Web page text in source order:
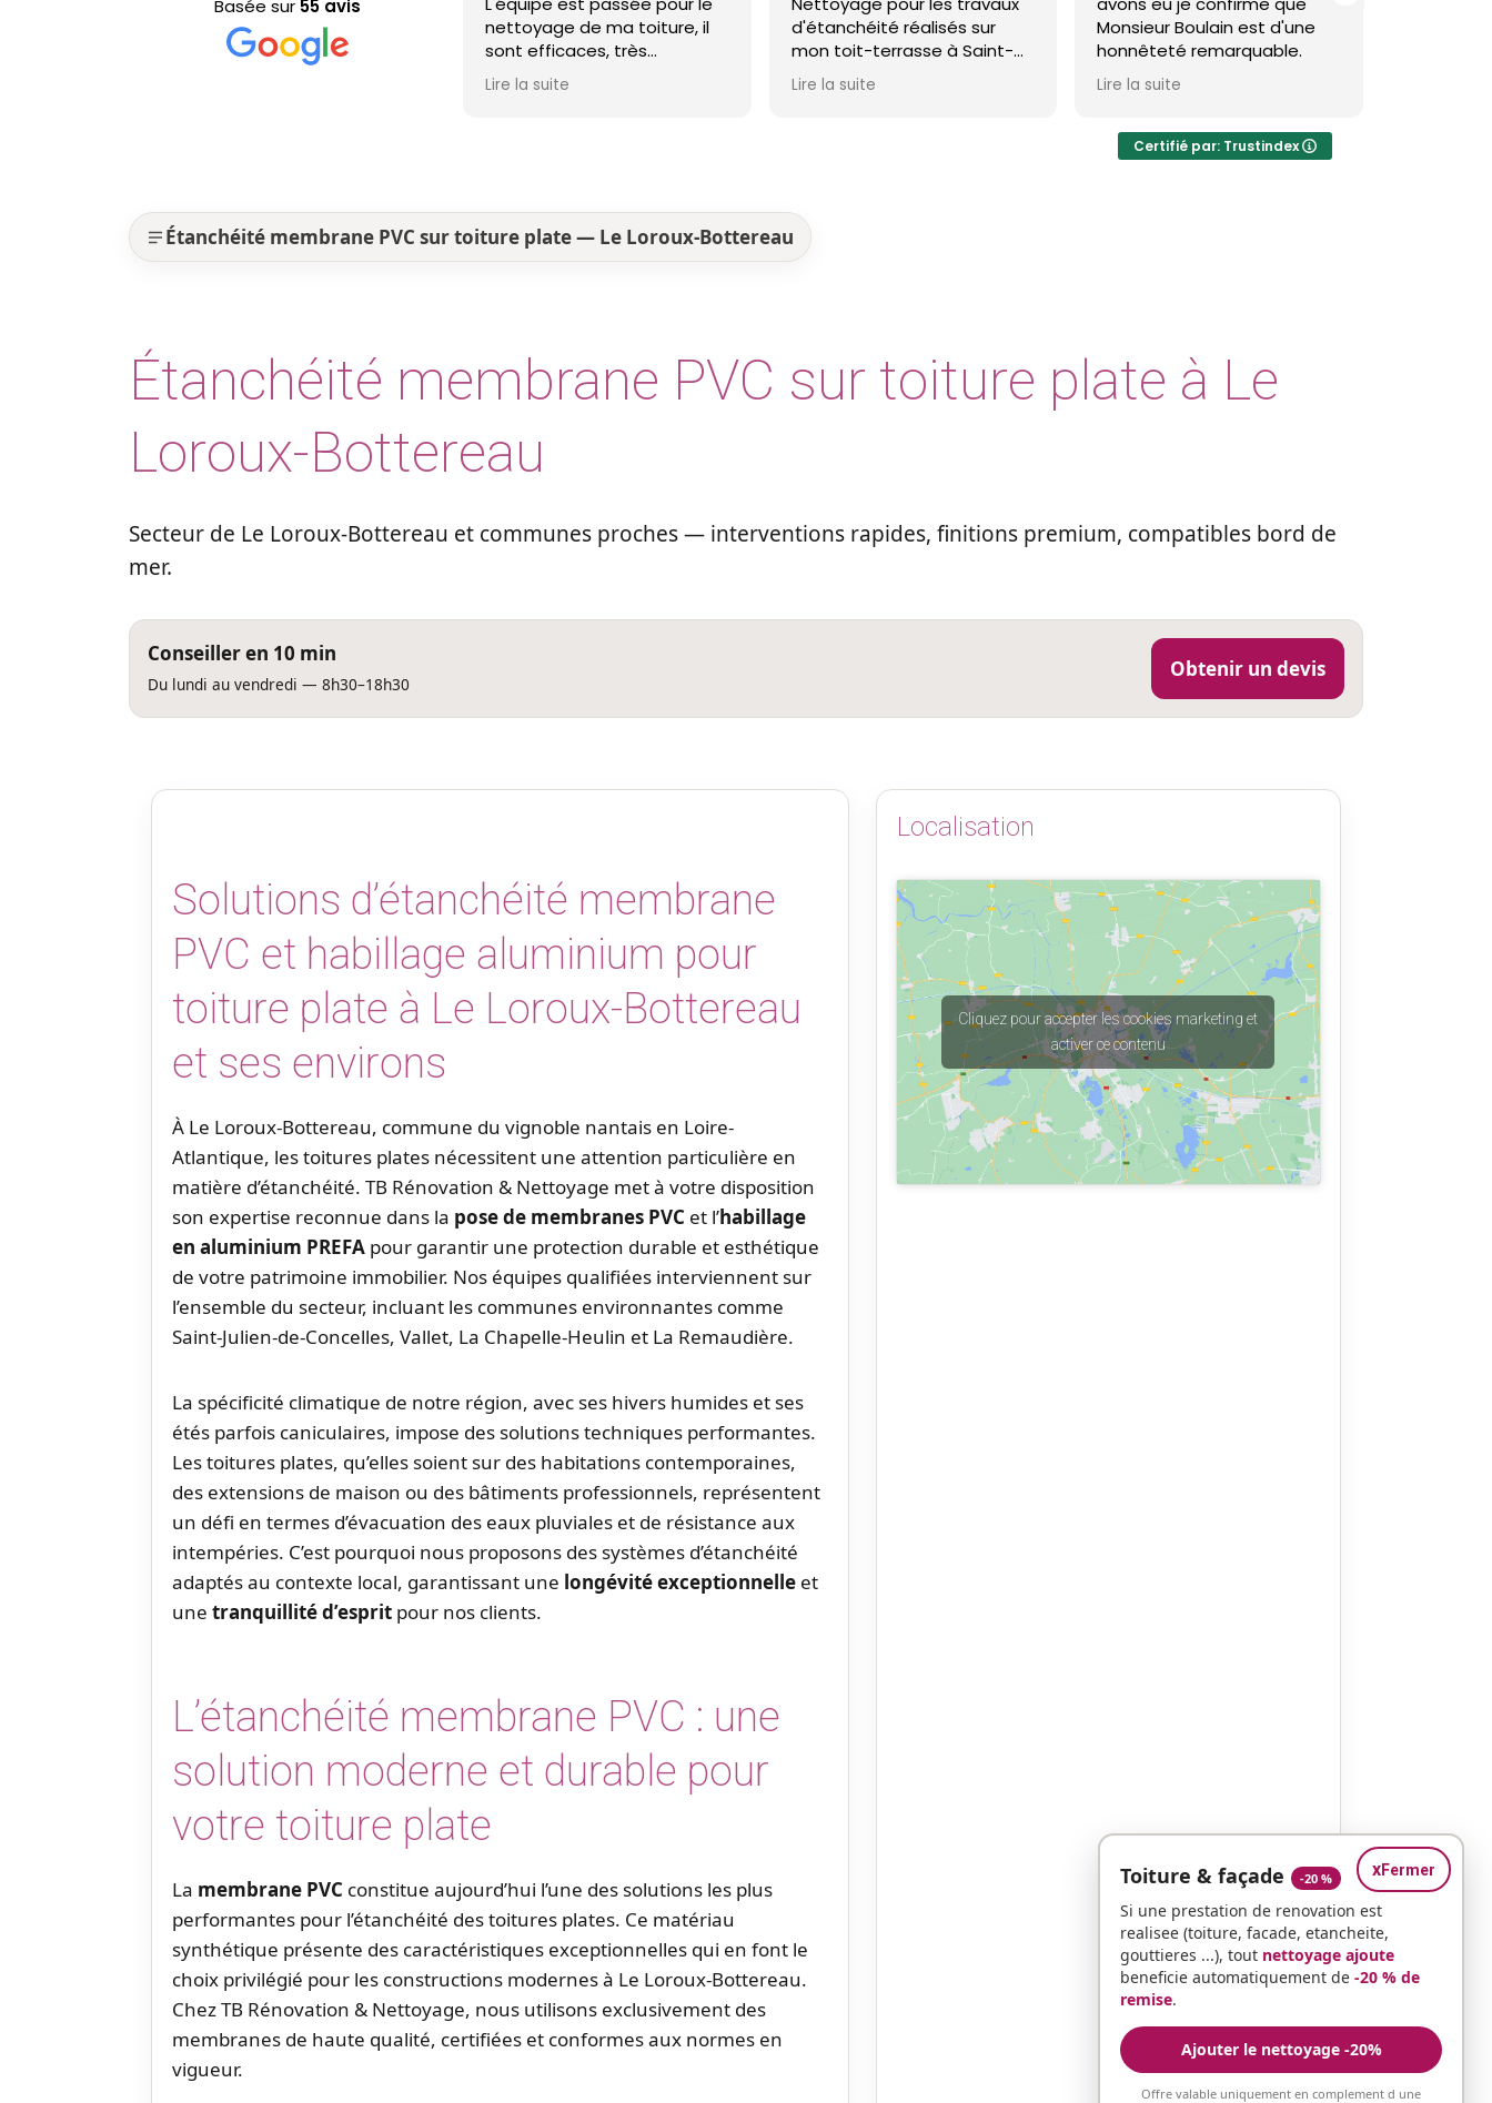
Basée sur 55 avis
nettoyage de ma toiture, il
sont efficaces, très
professionnels et ma toiture
est nickel ! Je recommande !
d'étanchéité réalisés sur
mon toit-terrasse à Saint-
Nazaire. Entreprise réactive,
professionnelle et agréable.
yeux fermés !
Monsieur Boulain est d'une
honnêteté remarquable.
brevin et c'est
Je recommande
Certifié par: Trustindex
Étanchéité membrane PVC sur toiture plate — Le Loroux-Bottereau
Étanchéité membrane PVC sur toiture plate à Le
Loroux-Bottereau
Secteur de Le Loroux-Bottereau et communes proches — interventions rapides, finitions premium, compatibles bord de
mer.
Conseiller en 10 min
Du lundi au vendredi — 8h30–18h30
Obtenir un devis
Solutions d’étanchéité membrane
PVC et habillage aluminium pour
toiture plate à Le Loroux-Bottereau
et ses environs
À Le Loroux-Bottereau, commune du vignoble nantais en Loire-
Atlantique, les toitures plates nécessitent une attention particulière en
matière d’étanchéité. TB Rénovation & Nettoyage met à votre disposition
son expertise reconnue dans la pose de membranes PVC et l’habillage
en aluminium PREFA pour garantir une protection durable et esthétique
de votre patrimoine immobilier. Nos équipes qualifiées interviennent sur
l’ensemble du secteur, incluant les communes environnantes comme
Saint-Julien-de-Concelles, Vallet, La Chapelle-Heulin et La Remaudière.
La spécificité climatique de notre région, avec ses hivers humides et ses
étés parfois caniculaires, impose des solutions techniques performantes.
Les toitures plates, qu’elles soient sur des habitations contemporaines,
des extensions de maison ou des bâtiments professionnels, représentent
un défi en termes d’évacuation des eaux pluviales et de résistance aux
intempéries. C’est pourquoi nous proposons des systèmes d’étanchéité
adaptés au contexte local, garantissant une longévité exceptionnelle et
une tranquillité d’esprit pour nos clients.
L’étanchéité membrane PVC : une
solution moderne et durable pour
votre toiture plate
La membrane PVC constitue aujourd’hui l’une des solutions les plus
performantes pour l’étanchéité des toitures plates. Ce matériau
synthétique présente des caractéristiques exceptionnelles qui en font le
choix privilégié pour les constructions modernes à Le Loroux-Bottereau.
Chez TB Rénovation & Nettoyage, nous utilisons exclusivement des
membranes de haute qualité, certifiées et conformes aux normes en
vigueur.
Localisation
Cliquez pour accepter les cookies marketing et
activer ce contenu
xFermer
Toiture & façade -20 %
Si une prestation de renovation est
realisee (toiture, facade, etancheite,
gouttieres ...), tout nettoyage ajoute
beneficie automatiquement de -20 % de
remise.
Ajouter le nettoyage -20%
Offre valable uniquement en complement d une